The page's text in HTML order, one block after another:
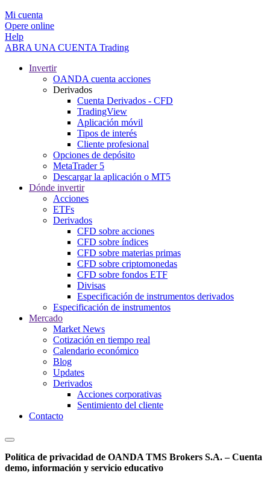
Mi cuenta
Opere online
Help
ABRA UNA CUENTA Trading
Invertir
OANDA cuenta acciones
Derivados
Cuenta Derivados - CFD
TradingView
Aplicación móvil
Tipos de interés
Cliente profesional
Opciones de depósito
MetaTrader 5
Descargar la aplicación o MT5
Dónde invertir
Acciones
ETFs
Derivados
CFD sobre acciones
CFD sobre índices
CFD sobre materias primas
CFD sobre criptomonedas
CFD sobre fondos ETF
Divisas
Especificación de instrumentos derivados
Especificación de instrumentos
Mercado
Market News
Cotización en tiempo real
Calendario económico
Blog
Updates
Derivados
Acciones corporativas
Sentimiento del cliente
Contacto
Política de privacidad de OANDA TMS Brokers S.A. – Cuenta
demo, información y servicio educativo